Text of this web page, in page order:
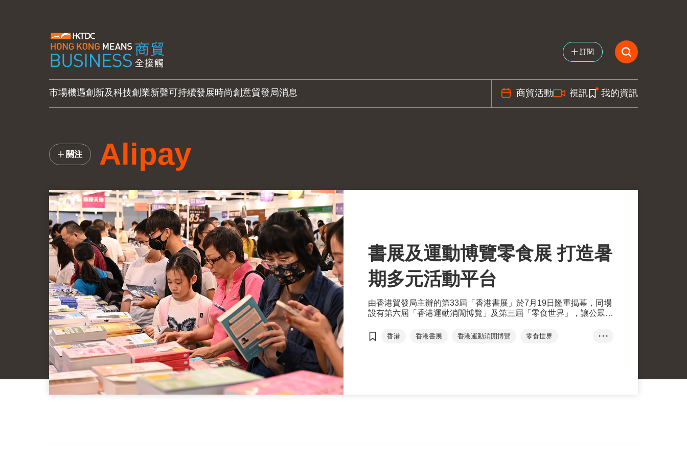
訂閱
市場機遇創新及科技創業新聲可持續發展時尚創意貿發局消息 商貿活動 視訊 我的資訊
Alipay
關注
書展及運動博覽零食展 打造暑
期多元活動平台
由香港貿發局主辦的第33屆「香港書展」於7月19日隆重揭幕，同場
設有第六屆「香港運動消閒博覽」及第三屆「零食世界」，讓公眾以
香港 香港書展 香港運動消閒博覽
零食世界
• • •